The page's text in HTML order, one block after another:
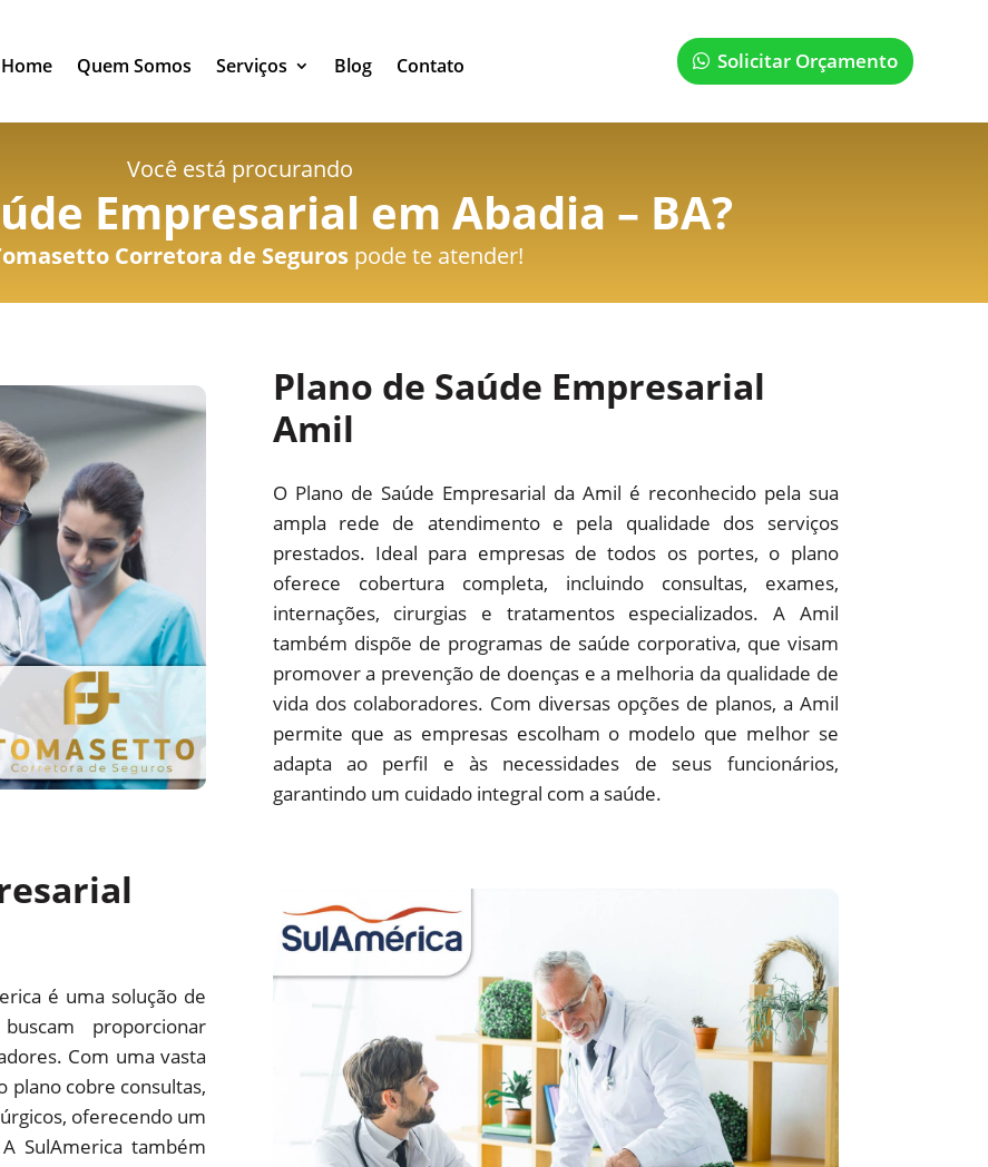
Home Quem Somos Serviços Blog Contato Solicitar Orçamento
Você está procurando
Empresarial em Abadia – BA?
Corretora de Segurospode te atender!
Plano de Saúde Empresarial
Amil
O Plano de Saúde Empresarial da Amil é reconhecido pela sua
ampla rede de atendimento e pela qualidade dos serviços
prestados. Ideal para empresas de todos os portes, o plano
oferece cobertura completa, incluindo consultas, exames,
internações, cirurgias e tratamentos especializados. A Amil
também dispõe de programas de saúde corporativa, que visam
promover a prevenção de doenças e a melhoria da qualidade de
vida dos colaboradores. Com diversas opções de planos, a Amil
permite que as empresas escolham o modelo que melhor se
adapta ao perfil e às necessidades de seus funcionários,
garantindo um cuidado integral com a saúde.
é uma solução de
proporcionar
Com uma vasta
plano cobre consultas,
oferecendo um
SulAmerica também